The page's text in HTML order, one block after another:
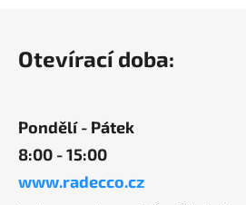
Otevírací doba:
Pondělí - Pátek
8:00 - 15:00
www.radecco.cz